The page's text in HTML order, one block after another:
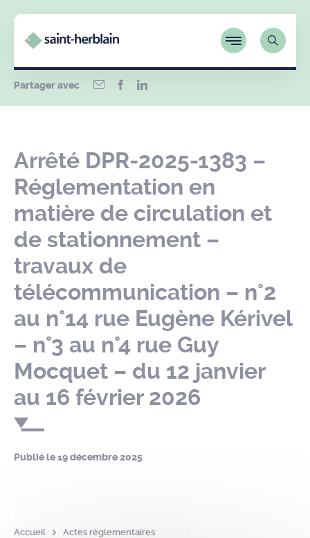
Partager avec
Arrêté DPR-2025-1383 –
Réglementation en
matière de circulation et
de stationnement –
travaux de
télécommunication – n°2
au n°14 rue Eugène Kérivel
– n°3 au n°4 rue Guy
Mocquet – du 12 janvier
au 16 février 2026
Publié le19 décembre 2025
Accueil
Actes réglementaires